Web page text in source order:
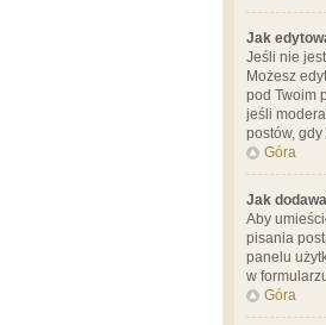
Jak
Jeśli nie
Możesz
pod Twoim
jeśli
postów,
Góra
Jak
Aby
pisania
panelu
w
Góra